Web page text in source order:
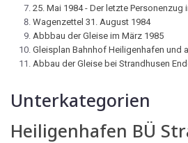
25. Mai 1984 - Der letzte Personenzug
Wagenzettel 31. August 1984
Abbbau der Gleise im März 1985
Gleisplan Bahnhof Heiligenhafen und
Abbau der Gleise bei Strandhusen
Unterkategorien
Heiligenhafen BÜ